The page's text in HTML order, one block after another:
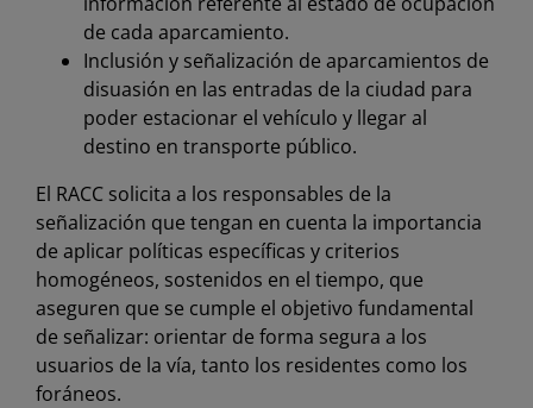
de cada aparcamiento.
Inclusión y señalización de aparcamientos de
disuasión en las entradas de la ciudad para
poder estacionar el vehículo y llegar al
destino en transporte público.
El RACC solicita a los responsables de la
señalización que tengan en cuenta la importancia
de aplicar políticas específicas y criterios
homogéneos, sostenidos en el tiempo, que
aseguren que se cumple el objetivo fundamental
de señalizar: orientar de forma segura a los
usuarios de la vía, tanto los residentes como los
foráneos.